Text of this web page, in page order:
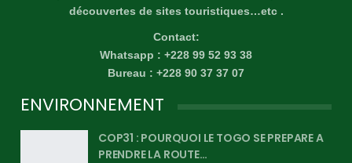
découvertes de sites touristiques…etc .
Contact:
Whatsapp : +228 99 52 93 38
Bureau : +228 90 37 37 07
ENVIRONNEMENT
COP31 : POURQUOI LE TOGO SE PREPARE A
PRENDRE LA ROUTE…